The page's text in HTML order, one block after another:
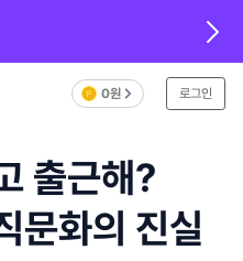
0원 로그인
출근해?
문화의 진실